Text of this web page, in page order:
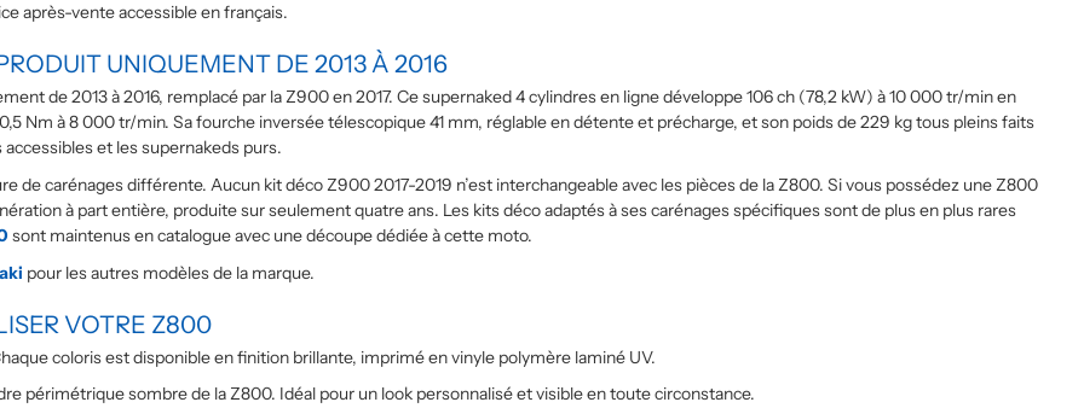
après-vente accessible en français.
UNIQUEMENT DE 2013 À 2016
de 2013 à 2016, remplacé par la Z900 en 2017. Ce supernaked 4 cylindres en ligne développe 106 ch (78,2 kW) à 10 000 tr/min en
Nm à 8 000 tr/min. Sa fourche inversée télescopique 41 mm, réglable en détente et précharge, et son poids de 229 kg tous pleins faits
et les supernakeds purs.
de carénages différente. Aucun kit déco Z900 2017-2019 n’est interchangeable avec les pièces de la Z800. Si vous possédez une Z800
à part entière, produite sur seulement quatre ans. Les kits déco adaptés à ses carénages spécifiques sont de plus en plus rares
sont maintenus en catalogue avec une découpe dédiée à cette moto.
pour les autres modèles de la marque.
VOTRE Z800
coloris est disponible en finition brillante, imprimé en vinyle polymère laminé UV.
périmétrique sombre de la Z800. Idéal pour un look personnalisé et visible en toute circonstance.